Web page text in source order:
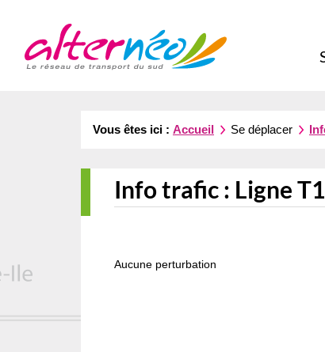
Vous êtes ici : Accueil Se déplacer
Info trafic : Ligne
Aucune perturbation